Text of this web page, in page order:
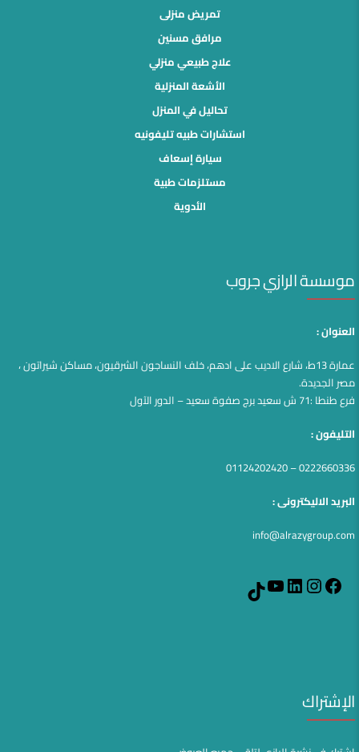
تمريض منزلى
مرافق مسنين
علاج طبيعي منزلي
الأشعة المنزلية
تحاليل في المنزل
استشارات طبيه تليفونيه
سيارة إسعاف
مستلزمات طبية
الأدوية
موسسة الرازي جروب
العنوان :
عمارة 13ط، شارع الاديب على ادهم، خلف النساجون الشرقيون، مساكن شيراتون ،
مصر الجديدة.
فرع طنطا :71 ش سعيد برج صفوة سعيد – الدور الآول
التليفون :
0222660336 – 01124202420
البريد الاليكترونى :
info@alrazygroup.com
Facebook
Instagram
LinkedIn
YouTube
الإشتراك